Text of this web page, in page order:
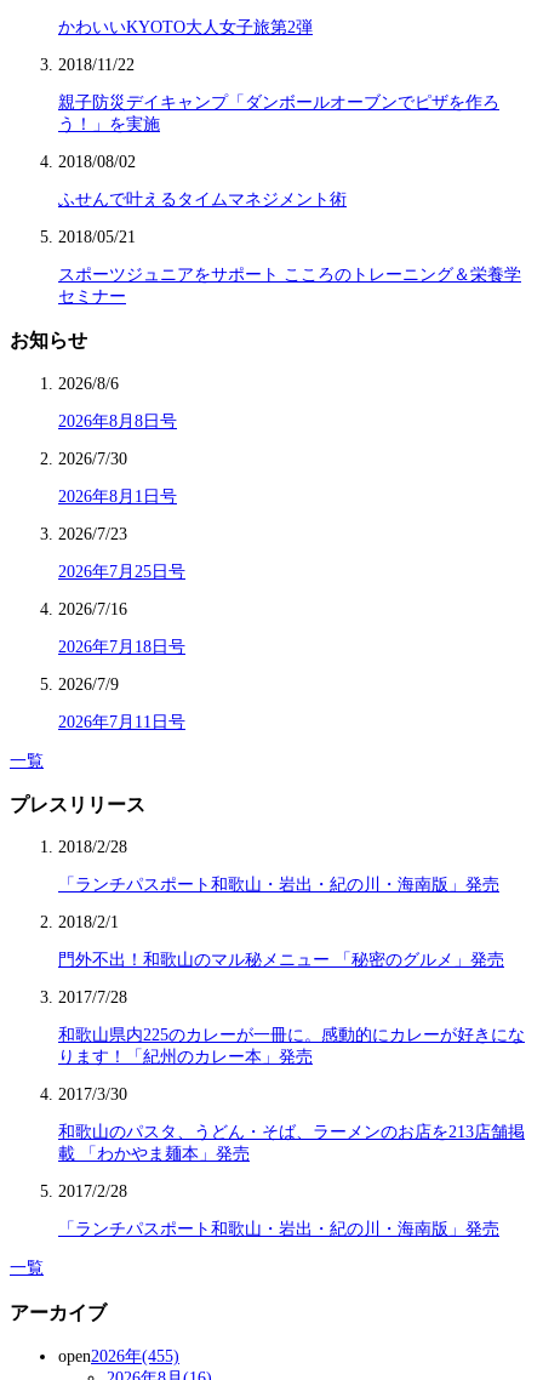
かわいいKYOTO大人女子旅第2弾
2018/11/22
親子防災デイキャンプ「ダンボールオーブンでピザを作ろ
う！」を実施
2018/08/02
ふせんで叶えるタイムマネジメント術
2018/05/21
スポーツジュニアをサポート こころのトレーニング＆栄養学
セミナー
お知らせ
2026/8/6
2026年8月8日号
2026/7/30
2026年8月1日号
2026/7/23
2026年7月25日号
2026/7/16
2026年7月18日号
2026/7/9
2026年7月11日号
一覧
プレスリリース
2018/2/28
「ランチパスポート和歌山・岩出・紀の川・海南版」発売
2018/2/1
門外不出！和歌山のマル秘メニュー 「秘密のグルメ」発売
2017/7/28
和歌山県内225のカレーが一冊に。感動的にカレーが好きにな
ります！「紀州のカレー本」発売
2017/3/30
和歌山のパスタ、うどん・そば、ラーメンのお店を213店舗掲
載 「わかやま麺本」発売
2017/2/28
「ランチパスポート和歌山・岩出・紀の川・海南版」発売
一覧
アーカイブ
open2026年(455)